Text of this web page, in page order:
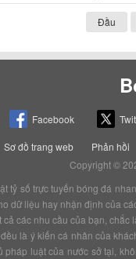
Đầu
Facebook
Sơ đồ trang web
Phản hồi
Copyright ©
tỷ số trực tuyến bóng đá
dữ liệu hay nhận định của
các nhu cầu của bạn, chắc
là ý kiến cá nhân của
pháp luật của nước sở tại,